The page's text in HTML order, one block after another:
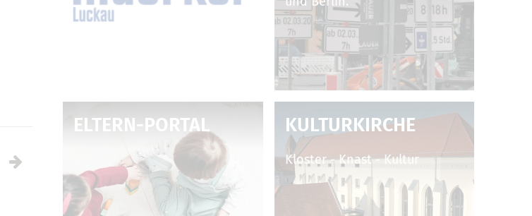
ELTERN-PORTAL KULTURKIRCHE
Kloster - Knast - Kultur